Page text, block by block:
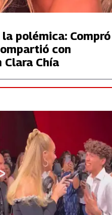
polémica: Compró
con
Chía